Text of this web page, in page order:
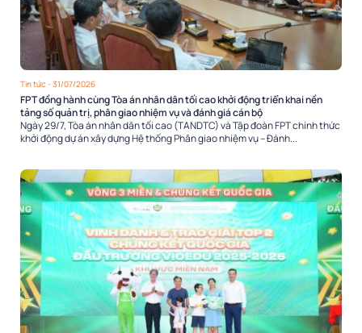
Tin tức - 31/07/2026
FPT đồng hành cùng Tòa án nhân dân tối cao khởi động triển khai nền
tảng số quản trị, phân giao nhiệm vụ và đánh giá cán bộ
Ngày 29/7, Tòa án nhân dân tối cao (TANDTC) và Tập đoàn FPT chính thức
khởi động dự án xây dựng Hệ thống Phân giao nhiệm vụ – Đánh...